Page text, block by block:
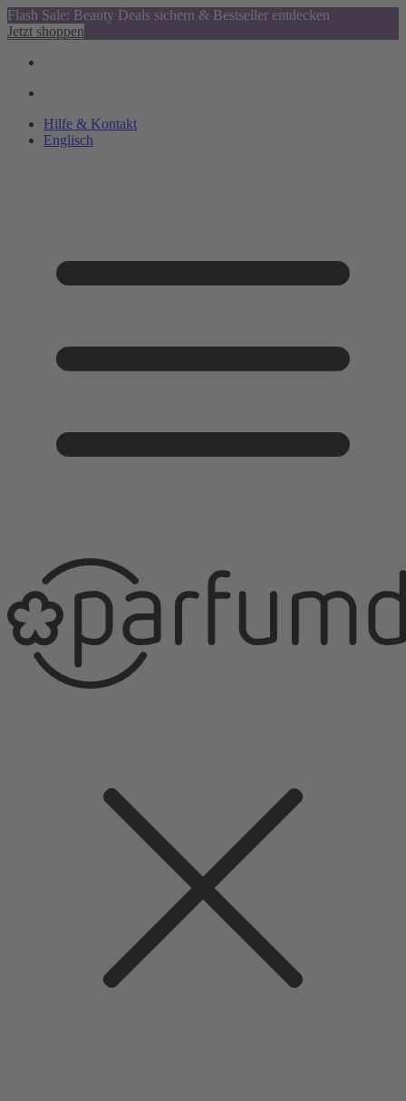
Flash Sale: Beauty Deals sichern & Bestseller entdecken
Jetzt shoppen
Hilfe & Kontakt
Englisch